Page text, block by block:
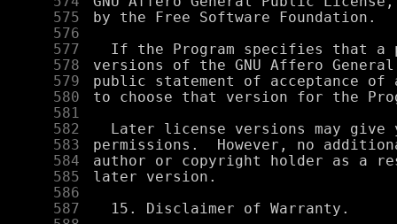
    575
    576
    577
    578
    579
    580
    581
    582
    583
    584
    585
    586
    587